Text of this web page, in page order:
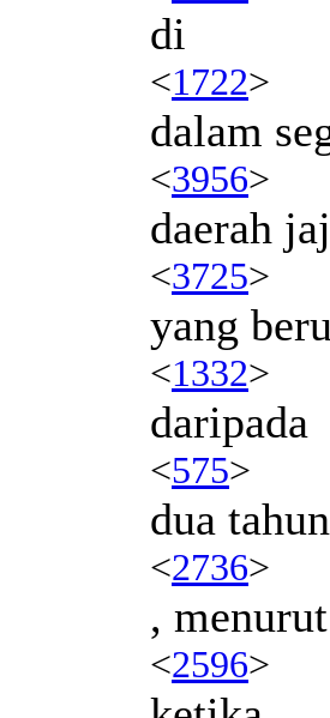
di
<1722>
dalam
<3956>
daerah
<3725>
yang
<1332>
daripada
<575>
dua
<2736>
, menurut
<2596>